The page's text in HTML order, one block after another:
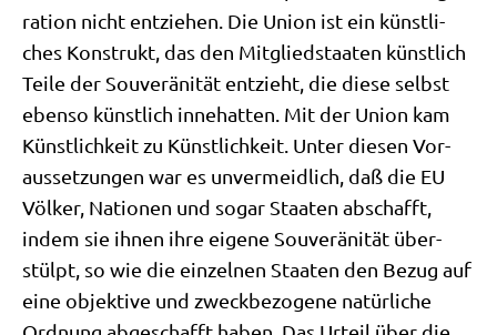
ra­ti­on nicht ent­zie­hen. Die Uni­on ist ein künst­li­
ches Kon­strukt, das den Mit­glied­staa­ten künst­lich
Tei­le der Sou­ve­rä­ni­tät ent­zieht, die die­se selbst
eben­so künst­lich inne­hat­ten. Mit der Uni­on kam
Künst­lich­keit zu Künst­lich­keit. Unter die­sen Vor­
aus­set­zun­gen war es unver­meid­lich, daß die EU
Völ­ker, Natio­nen und sogar Staa­ten abschafft,
indem sie ihnen ihre eige­ne Sou­ve­rä­ni­tät über­
stülpt, so wie die ein­zel­nen Staa­ten den Bezug auf
eine objek­ti­ve und zweck­be­zo­ge­ne natür­li­che